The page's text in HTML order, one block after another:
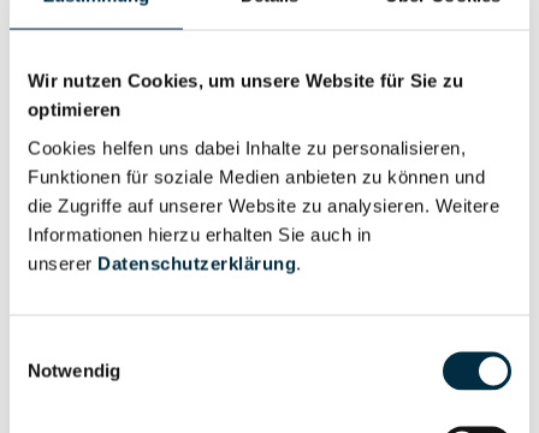
Wir nutzen Cookies, um unsere Website für Sie zu
optimieren
Cookies helfen uns dabei Inhalte zu personalisieren,
Funktionen für soziale Medien anbieten zu können und
die Zugriffe auf unserer Website zu analysieren. Weitere
Informationen hierzu erhalten Sie auch in
unserer Datenschutzerklärung.
Notwendig
Personen im Unternehmen
Geschäftsführer (1)
Für registrierte
Nutzer